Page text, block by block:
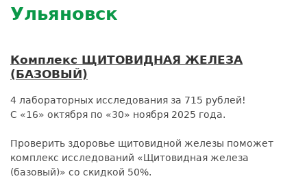
Подготовка к анализам
ДМС
безопасности пациентов
лабораторию
Back
to
Ульяновск
Комплекс ЩИТОВИДНАЯ ЖЕЛЕЗА
(БАЗОВЫЙ)
4 лабораторных исследования за 715 рублей!
С «16» октября по «30» ноября 2025 года.
Проверить здоровье щитовидной железы поможет
комплекс исследований «Щитовидная железа
(базовый)» со скидкой 50%.